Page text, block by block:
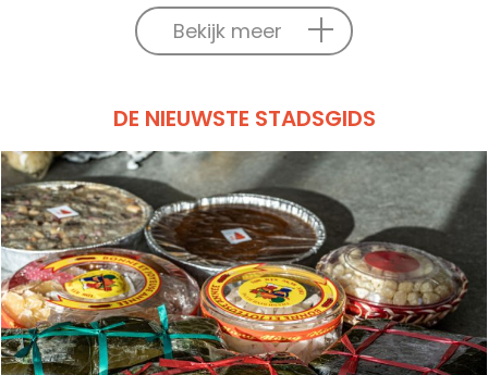
Bekijk meer
DE NIEUWSTE STADSGIDS